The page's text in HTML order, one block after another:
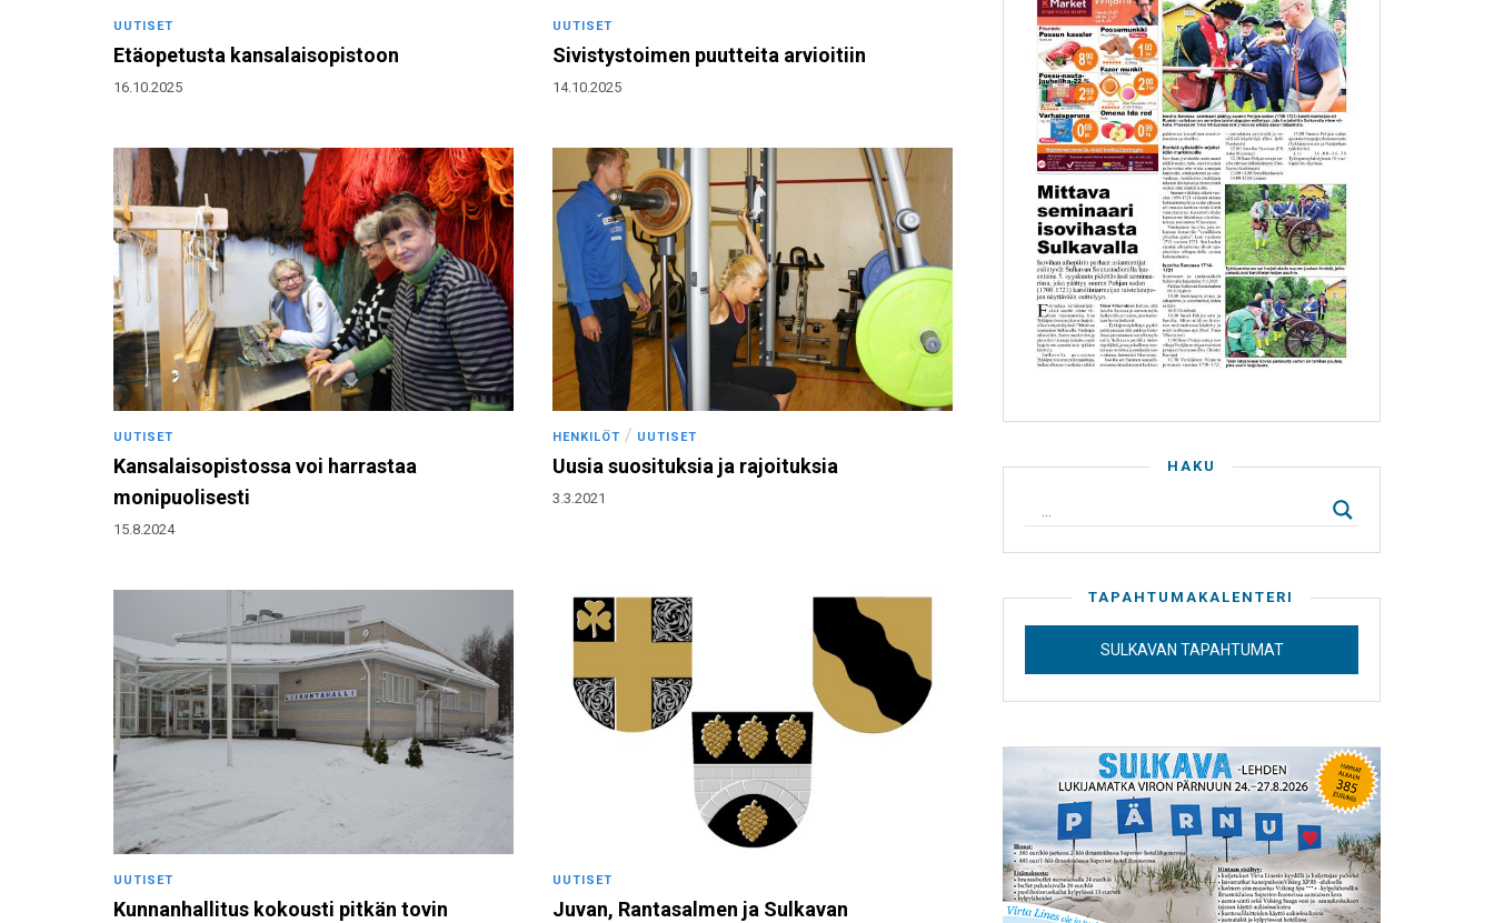
UUTISET
Etäopetusta kansalaisopistoon
16.10.2025
UUTISET
Sivistystoimen puutteita arvioitiin
14.10.2025
UUTISET
Kansalaisopistossa voi harrastaa
monipuolisesti
15.8.2024
HENKILÖT / UUTISET
Uusia suosituksia ja rajoituksia
3.3.2021
UUTISET
Kunnanhallitus kokousti pitkän tovin
UUTISET
Juvan, Rantasalmen ja Sulkavan
HAKU
TAPAHTUMAKALENTERI
SULKAVAN TAPAHTUMAT